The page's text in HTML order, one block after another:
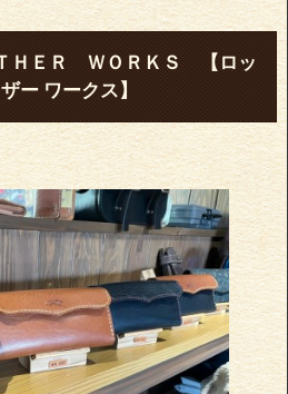
ＨＥＲ ＷＯＲＫＳ 【ロッ
ー ワークス】